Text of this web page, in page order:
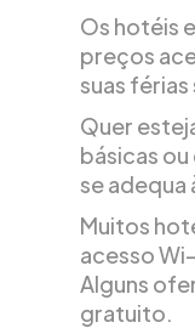
Os hotéis
preços
suas
Quer
básicas
se adequa
Muitos
acesso
Alguns
gratuito.